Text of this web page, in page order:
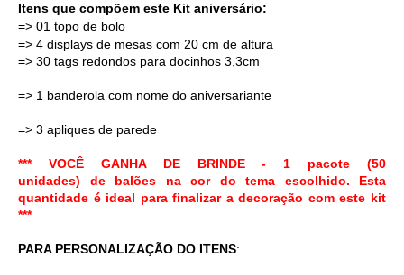
Itens que compõem este Kit aniversário:
=> 01 topo de bolo
=> 4 displays de mesas com 20 cm de altura
=> 30 tags redondos para docinhos 3,3cm
=> 1 banderola com nome do aniversariante
=> 3 apliques de parede
*** VOCÊ GANHA DE BRINDE - 1 pacote (50
unidades) de balões na cor do tema escolhido. Esta
quantidade é ideal para finalizar a decoração com este kit
***
PARA PERSONALIZAÇÃO DO ITENS: